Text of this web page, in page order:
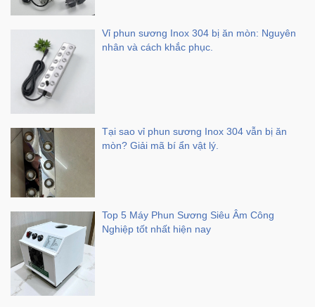
Vỉ phun sương Inox 304 bị ăn mòn: Nguyên
nhân và cách khắc phục.
Tại sao vỉ phun sương Inox 304 vẫn bị ăn
mòn? Giải mã bí ẩn vật lý.
Top 5 Máy Phun Sương Siêu Âm Công
Nghiệp tốt nhất hiện nay